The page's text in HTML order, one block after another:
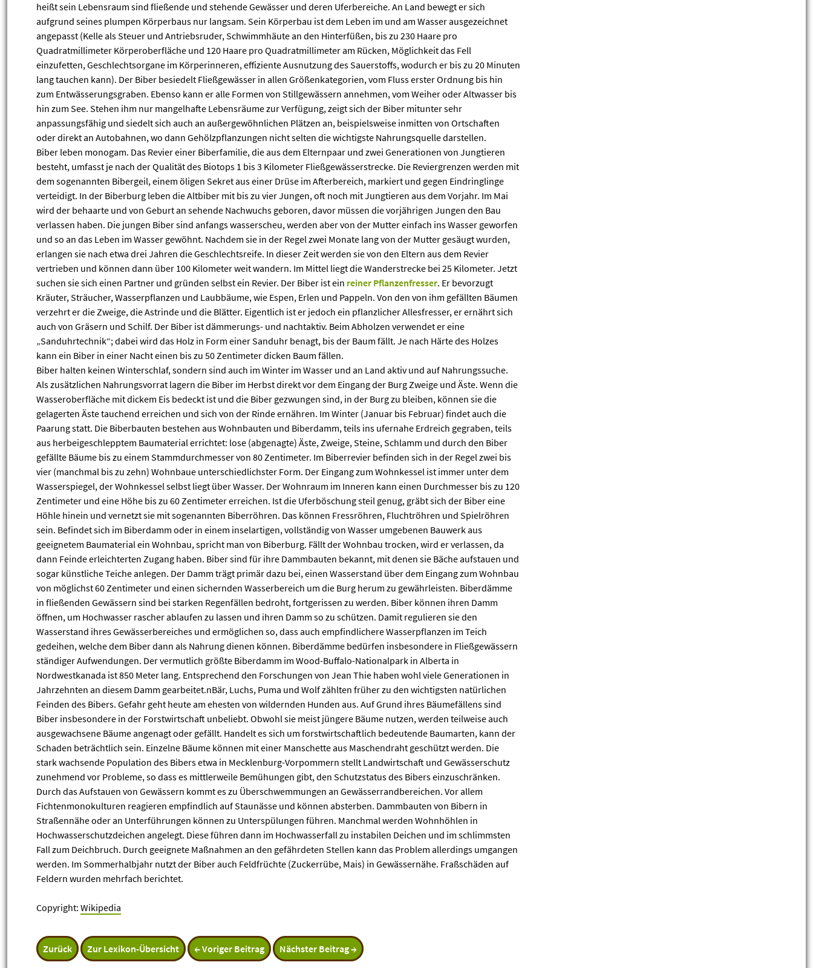
heißt sein Lebensraum sind fließende und stehende Gewässer und deren Uferbereiche. An Land bewegt er sich
aufgrund seines plumpen Körperbaus nur langsam. Sein Körperbau ist dem Leben im und am Wasser ausgezeichnet
angepasst (Kelle als Steuer und Antriebsruder, Schwimmhäute an den Hinterfüßen, bis zu 230 Haare pro
Quadratmillimeter Körperoberfläche und 120 Haare pro Quadratmillimeter am Rücken, Möglichkeit das Fell
einzufetten, Geschlechtsorgane im Körperinneren, effiziente Ausnutzung des Sauerstoffs, wodurch er bis zu 20 Minuten
lang tauchen kann). Der Biber besiedelt Fließgewässer in allen Größenkategorien, vom Fluss erster Ordnung bis hin
zum Entwässerungsgraben. Ebenso kann er alle Formen von Stillgewässern annehmen, vom Weiher oder Altwasser bis
hin zum See. Stehen ihm nur mangelhafte Lebensräume zur Verfügung, zeigt sich der Biber mitunter sehr
anpassungsfähig und siedelt sich auch an außergewöhnlichen Plätzen an, beispielsweise inmitten von Ortschaften
oder direkt an Autobahnen, wo dann Gehölzpflanzungen nicht selten die wichtigste Nahrungsquelle darstellen.
Biber leben monogam. Das Revier einer Biberfamilie, die aus dem Elternpaar und zwei Generationen von Jungtieren
besteht, umfasst je nach der Qualität des Biotops 1 bis 3 Kilometer Fließgewässerstrecke. Die Reviergrenzen werden mit
dem sogenannten Bibergeil, einem öligen Sekret aus einer Drüse im Afterbereich, markiert und gegen Eindringlinge
verteidigt. In der Biberburg leben die Altbiber mit bis zu vier Jungen, oft noch mit Jungtieren aus dem Vorjahr. Im Mai
wird der behaarte und von Geburt an sehende Nachwuchs geboren, davor müssen die vorjährigen Jungen den Bau
verlassen haben. Die jungen Biber sind anfangs wasserscheu, werden aber von der Mutter einfach ins Wasser geworfen
und so an das Leben im Wasser gewöhnt. Nachdem sie in der Regel zwei Monate lang von der Mutter gesäugt wurden,
erlangen sie nach etwa drei Jahren die Geschlechtsreife. In dieser Zeit werden sie von den Eltern aus dem Revier
vertrieben und können dann über 100 Kilometer weit wandern. Im Mittel liegt die Wanderstrecke bei 25 Kilometer. Jetzt
suchen sie sich einen Partner und gründen selbst ein Revier. Der Biber ist ein reiner Pflanzenfresser. Er bevorzugt
Kräuter, Sträucher, Wasserpflanzen und Laubbäume, wie Espen, Erlen und Pappeln. Von den von ihm gefällten Bäumen
verzehrt er die Zweige, die Astrinde und die Blätter. Eigentlich ist er jedoch ein pflanzlicher Allesfresser, er ernährt sich
auch von Gräsern und Schilf. Der Biber ist dämmerungs- und nachtaktiv. Beim Abholzen verwendet er eine
„Sanduhrtechnik“; dabei wird das Holz in Form einer Sanduhr benagt, bis der Baum fällt. Je nach Härte des Holzes
kann ein Biber in einer Nacht einen bis zu 50 Zentimeter dicken Baum fällen.
Biber halten keinen Winterschlaf, sondern sind auch im Winter im Wasser und an Land aktiv und auf Nahrungssuche.
Als zusätzlichen Nahrungsvorrat lagern die Biber im Herbst direkt vor dem Eingang der Burg Zweige und Äste. Wenn die
Wasseroberfläche mit dickem Eis bedeckt ist und die Biber gezwungen sind, in der Burg zu bleiben, können sie die
gelagerten Äste tauchend erreichen und sich von der Rinde ernähren. Im Winter (Januar bis Februar) findet auch die
Paarung statt. Die Biberbauten bestehen aus Wohnbauten und Biberdamm, teils ins ufernahe Erdreich gegraben, teils
aus herbeigeschlepptem Baumaterial errichtet: lose (abgenagte) Äste, Zweige, Steine, Schlamm und durch den Biber
gefällte Bäume bis zu einem Stammdurchmesser von 80 Zentimeter. Im Biberrevier befinden sich in der Regel zwei bis
vier (manchmal bis zu zehn) Wohnbaue unterschiedlichster Form. Der Eingang zum Wohnkessel ist immer unter dem
Wasserspiegel, der Wohnkessel selbst liegt über Wasser. Der Wohnraum im Inneren kann einen Durchmesser bis zu 120
Zentimeter und eine Höhe bis zu 60 Zentimeter erreichen. Ist die Uferböschung steil genug, gräbt sich der Biber eine
Höhle hinein und vernetzt sie mit sogenannten Biberröhren. Das können Fressröhren, Fluchtröhren und Spielröhren
sein. Befindet sich im Biberdamm oder in einem inselartigen, vollständig von Wasser umgebenen Bauwerk aus
geeignetem Baumaterial ein Wohnbau, spricht man von Biberburg. Fällt der Wohnbau trocken, wird er verlassen, da
dann Feinde erleichterten Zugang haben. Biber sind für ihre Dammbauten bekannt, mit denen sie Bäche aufstauen und
sogar künstliche Teiche anlegen. Der Damm trägt primär dazu bei, einen Wasserstand über dem Eingang zum Wohnbau
von möglichst 60 Zentimeter und einen sichernden Wasserbereich um die Burg herum zu gewährleisten. Biberdämme
in fließenden Gewässern sind bei starken Regenfällen bedroht, fortgerissen zu werden. Biber können ihren Damm
öffnen, um Hochwasser rascher ablaufen zu lassen und ihren Damm so zu schützen. Damit regulieren sie den
Wasserstand ihres Gewässerbereiches und ermöglichen so, dass auch empfindlichere Wasserpflanzen im Teich
gedeihen, welche dem Biber dann als Nahrung dienen können. Biberdämme bedürfen insbesondere in Fließgewässern
ständiger Aufwendungen. Der vermutlich größte Biberdamm im Wood-Buffalo-Nationalpark in Alberta in
Nordwestkanada ist 850 Meter lang. Entsprechend den Forschungen von Jean Thie haben wohl viele Generationen in
Jahrzehnten an diesem Damm gearbeitet.nBär, Luchs, Puma und Wolf zählten früher zu den wichtigsten natürlichen
Feinden des Bibers. Gefahr geht heute am ehesten von wildernden Hunden aus. Auf Grund ihres Bäumefällens sind
Biber insbesondere in der Forstwirtschaft unbeliebt. Obwohl sie meist jüngere Bäume nutzen, werden teilweise auch
ausgewachsene Bäume angenagt oder gefällt. Handelt es sich um forstwirtschaftlich bedeutende Baumarten, kann der
Schaden beträchtlich sein. Einzelne Bäume können mit einer Manschette aus Maschendraht geschützt werden. Die
stark wachsende Population des Bibers etwa in Mecklenburg-Vorpommern stellt Landwirtschaft und Gewässerschutz
zunehmend vor Probleme, so dass es mittlerweile Bemühungen gibt, den Schutzstatus des Bibers einzuschränken.
Durch das Aufstauen von Gewässern kommt es zu Überschwemmungen an Gewässerrandbereichen. Vor allem
Fichtenmonokulturen reagieren empfindlich auf Staunässe und können absterben. Dammbauten von Bibern in
Straßennähe oder an Unterführungen können zu Unterspülungen führen. Manchmal werden Wohnhöhlen in
Hochwasserschutzdeichen angelegt. Diese führen dann im Hochwasserfall zu instabilen Deichen und im schlimmsten
Fall zum Deichbruch. Durch geeignete Maßnahmen an den gefährdeten Stellen kann das Problem allerdings umgangen
werden. Im Sommerhalbjahr nutzt der Biber auch Feldfrüchte (Zuckerrübe, Mais) in Gewässernähe. Fraßschäden auf
Feldern wurden mehrfach berichtet.
Copyright: Wikipedia
Zurück Zur Lexikon-Übersicht ← Voriger Beitrag Nächster Beitrag →